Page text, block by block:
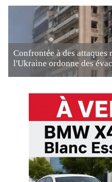
Confrontée à des attaques
l'Ukraine ordonne des